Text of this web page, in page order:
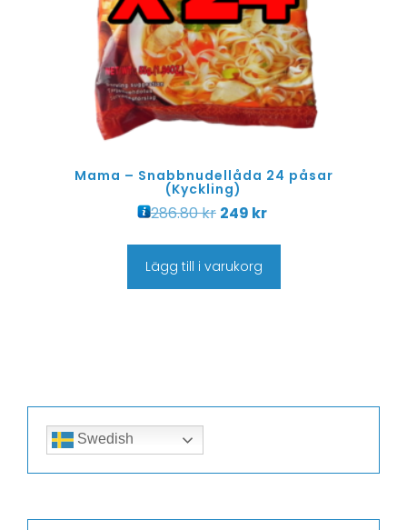
Mama – Snabbnudellåda 24 påsar
(Kyckling)
286.80kr 249 kr
Lägg till i varukorg
Swedish